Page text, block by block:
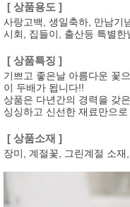
[ 상품용도 ]
사랑고백, 생일축하, 만남기
시회, 집들이, 출산등 특별한
[ 상품특징 ]
기쁘고 좋은날 아름다운 꽃
이 두배가 됩니다!!
상품은 다년간의 경력을 갖
싱싱하고 신선한 재료만으
[ 상품소재 ]
장미, 계절꽃, 그린계절 소재